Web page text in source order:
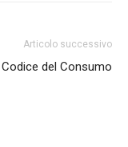
Articolo successivo
Codice del Consumo